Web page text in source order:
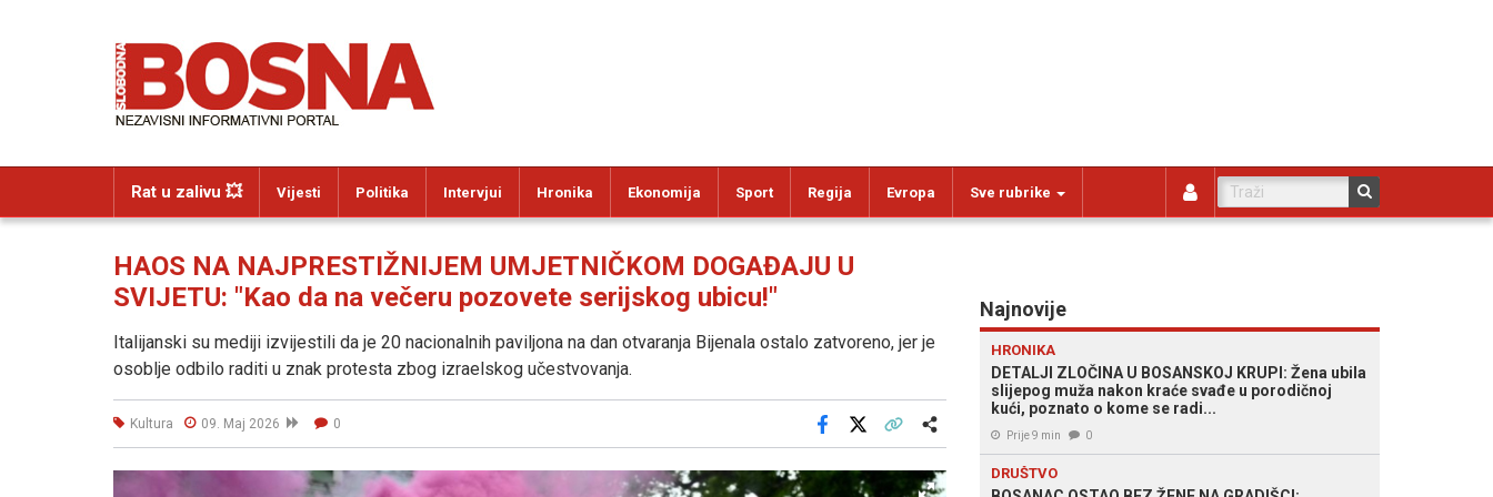
Rat u zalivu 💥 Vijesti Politika Intervjui Hronika Ekonomija Sport Regija Evropa Sve rubrike
HAOS NA NAJPRESTIŽNIJEM UMJETNIČKOM DOGAĐAJU U
SVIJETU: "Kao da na večeru pozovete serijskog ubicu!"
Italijanski su mediji izvijestili da je 20 nacionalnih paviljona na dan otvaranja Bijenala ostalo zatvoreno, jer je
osoblje odbilo raditi u znak protesta zbog izraelskog učestvovanja.
Kultura 09. Maj 2026 0
Facebook
Najnovije
HRONIKA
DETALJI ZLOČINA U BOSANSKOJ KRUPI: Žena ubila
slijepog muža nakon kraće svađe u porodičnoj
kući, poznato o kome se radi...
Prije 9 min 0
DRUŠTVO